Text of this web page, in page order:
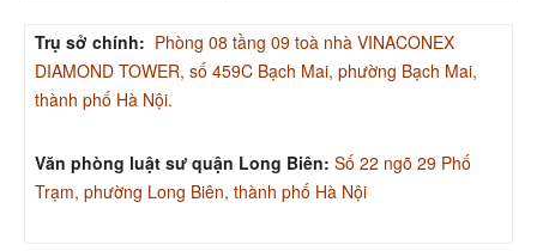
Trụ sở chính: Phòng 08 tầng 09 toà nhà VINACONEX
DIAMOND TOWER, số 459C Bạch Mai, phường Bạch Mai,
thành phố Hà Nội.
Văn phòng luật sư quận Long Biên: Số 22 ngõ 29 Phố
Trạm, phường Long Biên, thành phố Hà Nội